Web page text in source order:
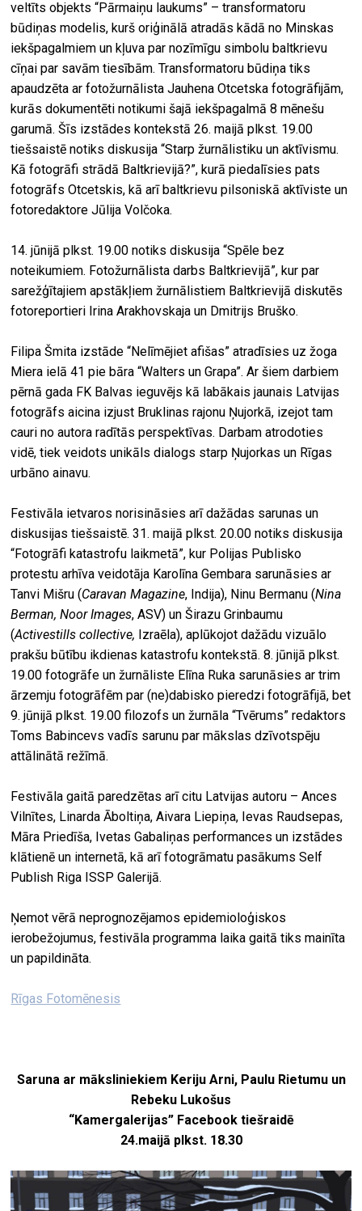
veltīts objekts “Pārmaiņu laukums” – transformatoru
būdiņas modelis, kurš oriģinālā atradās kādā no Minskas
iekšpagalmiem un kļuva par nozīmīgu simbolu baltkrievu
cīņai par savām tiesībām. Transformatoru būdiņa tiks
apaudzēta ar fotožurnālista Jauhena Otcetska fotogrāfijām,
kurās dokumentēti notikumi šajā iekšpagalmā 8 mēnešu
garumā. Šīs izstādes kontekstā 26. maijā plkst. 19.00
tiešsaistē notiks diskusija “Starp žurnālistiku un aktīvismu.
Kā fotogrāfi strādā Baltkrievijā?”, kurā piedalīsies pats
fotogrāfs Otcetskis, kā arī baltkrievu pilsoniskā aktīviste un
fotoredaktore Jūlija Volčoka.
14. jūnijā plkst. 19.00 notiks diskusija “Spēle bez
noteikumiem. Fotožurnālista darbs Baltkrievijā”, kur par
sarežģītajiem apstākļiem žurnālistiem Baltkrievijā diskutēs
fotoreportieri Irina Arakhovskaja un Dmitrijs Bruško.
Filipa Šmita izstāde “Nelīmējiet afišas” atradīsies uz žoga
Miera ielā 41 pie bāra “Walters un Grapa”. Ar šiem darbiem
pērnā gada FK Balvas ieguvējs kā labākais jaunais Latvijas
fotogrāfs aicina izjust Bruklinas rajonu Ņujorkā, izejot tam
cauri no autora radītās perspektīvas. Darbam atrodoties
vidē, tiek veidots unikāls dialogs starp Ņujorkas un Rīgas
urbāno ainavu.
Festivāla ietvaros norisināsies arī dažādas sarunas un
diskusijas tiešsaistē. 31. maijā plkst. 20.00 notiks diskusija
“Fotogrāfi katastrofu laikmetā”, kur Polijas Publisko
protestu arhīva veidotāja Karolīna Gembara sarunāsies ar
Tanvi Mišru (Caravan Magazine, Indija), Ninu Bermanu (Nina
Berman, Noor Images, ASV) un Širazu Grinbaumu
(Activestills collective, Izraēla), aplūkojot dažādu vizuālo
prakšu būtību ikdienas katastrofu kontekstā. 8. jūnijā plkst.
19.00 fotogrāfe un žurnāliste Elīna Ruka sarunāsies ar trim
ārzemju fotogrāfēm par (ne)dabisko pieredzi fotogrāfijā, bet
9. jūnijā plkst. 19.00 filozofs un žurnāla “Tvērums” redaktors
Toms Babincevs vadīs sarunu par mākslas dzīvotspēju
attālinātā režīmā.
Festivāla gaitā paredzētas arī citu Latvijas autoru – Ances
Vilnītes, Linarda Āboltiņa, Aivara Liepiņa, Ievas Raudsepas,
Māra Priedīša, Ivetas Gabaliņas performances un izstādes
klātienē un internetā, kā arī fotogrāmatu pasākums Self
Publish Riga ISSP Galerijā.
Ņemot vērā neprognozējamos epidemioloģiskos
ierobežojumus, festivāla programma laika gaitā tiks mainīta
un papildināta.
Rīgas Fotomēnesis
Saruna ar māksliniekiem Keriju Arni, Paulu Rietumu un
Rebeku Lukošus
“Kamergalerijas” Facebook tiešraidē
24.maijā plkst. 18.30